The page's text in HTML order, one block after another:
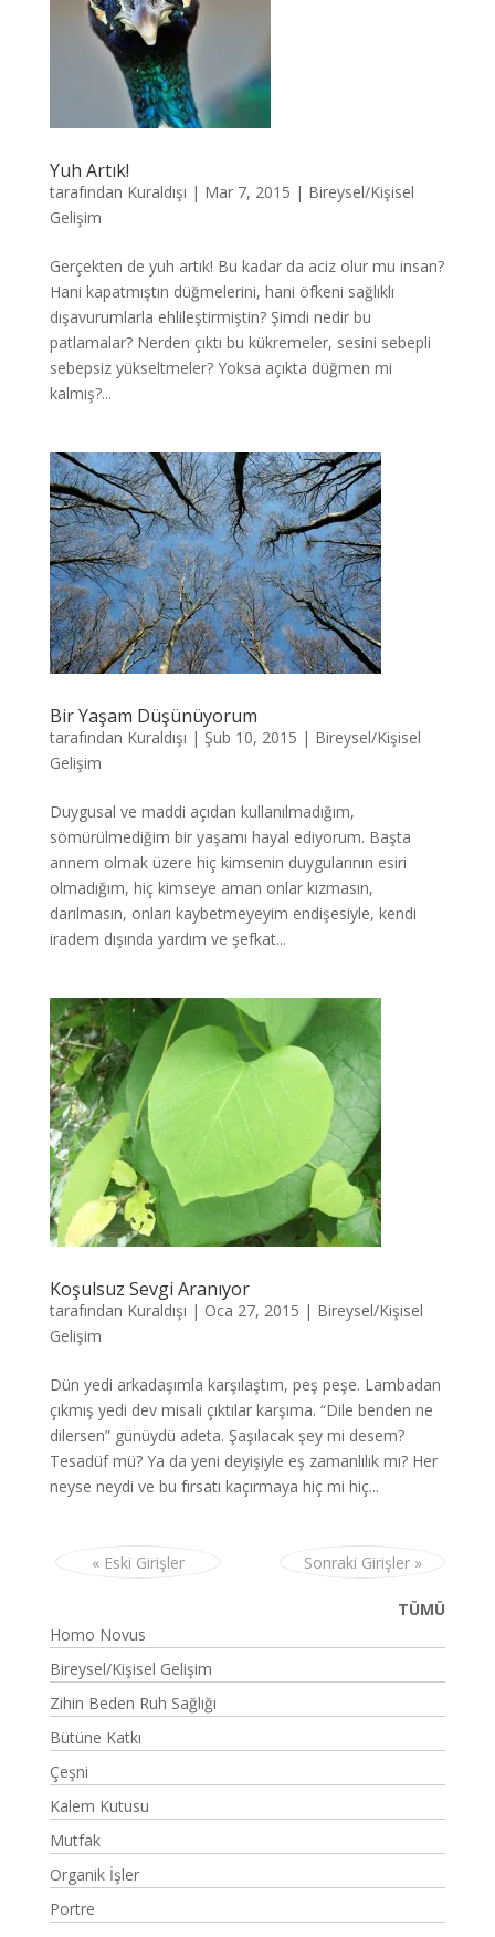
Yuh Artık!
tarafından Kuraldışı | Mar 7, 2015 | Bireysel/Kişisel
Gelişim
Gerçekten de yuh artık! Bu kadar da aciz olur mu insan?
Hani kapatmıştın düğmelerini, hani öfkeni sağlıklı
dışavurumlarla ehlileştirmiştin? Şimdi nedir bu
patlamalar? Nerden çıktı bu kükremeler, sesini sebepli
sebepsiz yükseltmeler? Yoksa açıkta düğmen mi
kalmış?...
Bir Yaşam Düşünüyorum
tarafından Kuraldışı | Şub 10, 2015 | Bireysel/Kişisel
Gelişim
Duygusal ve maddi açıdan kullanılmadığım,
sömürülmediğim bir yaşamı hayal ediyorum. Başta
annem olmak üzere hiç kimsenin duygularının esiri
olmadığım, hiç kimseye aman onlar kızmasın,
darılmasın, onları kaybetmeyeyim endişesiyle, kendi
iradem dışında yardım ve şefkat...
Koşulsuz Sevgi Aranıyor
tarafından Kuraldışı | Oca 27, 2015 | Bireysel/Kişisel
Gelişim
Dün yedi arkadaşımla karşılaştım, peş peşe. Lambadan
çıkmış yedi dev misali çıktılar karşıma. “Dile benden ne
dilersen” günüydü adeta. Şaşılacak şey mi desem?
Tesadüf mü? Ya da yeni deyişiyle eş zamanlılık mı? Her
neyse neydi ve bu fırsatı kaçırmaya hiç mi hiç...
« Eski Girişler Sonraki Girişler »
TÜMÜ
Homo Novus
Bireysel/Kişisel Gelişim
Zihin Beden Ruh Sağlığı
Bütüne Katkı
Çeşni
Kalem Kutusu
Mutfak
Organik İşler
Portre